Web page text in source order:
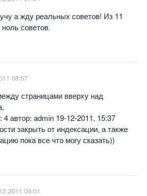
а жду реальных советов! Из 11
советов.
08:57
страницами вверху над
4 автор: admin 19-12-2011, 15:37
закрыть от индексации, а также
пока все что могу сказать))
09:01